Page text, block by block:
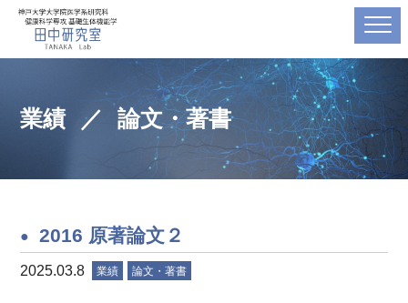
業績 論文・著書
2016 原著論文２
2025.03.8 業績 論文・著書